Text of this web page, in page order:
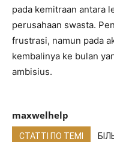
pada kemitraan antara
perusahaan swasta.
frustrasi, namun pada
kembalinya ke bulan
ambisius.
maxwelhelp
СТАТТІ ПО ТЕМІ